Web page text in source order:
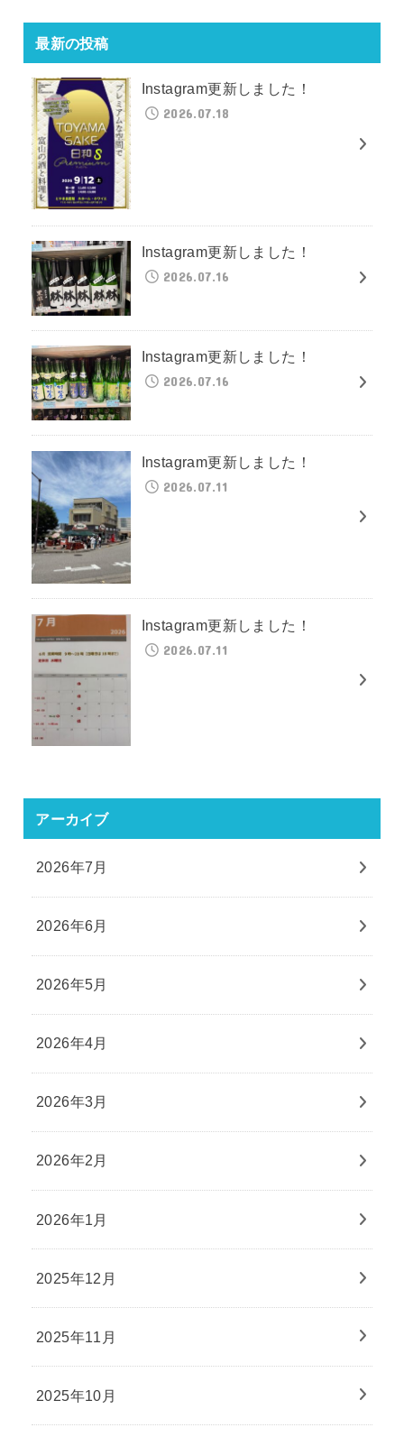
最新の投稿
Instagram更新しました！
2026.07.18
Instagram更新しました！
2026.07.16
Instagram更新しました！
2026.07.16
Instagram更新しました！
2026.07.11
Instagram更新しました！
2026.07.11
アーカイブ
2026年7月
2026年6月
2026年5月
2026年4月
2026年3月
2026年2月
2026年1月
2025年12月
2025年11月
2025年10月